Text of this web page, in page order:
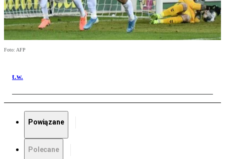
Foto: AFP
t.w.
Powiązane
Polecane